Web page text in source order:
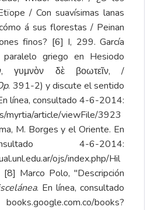
/ Con suavísimas lanas
á sus florestas / Peinan
finos? [6] I, 299. García
griego en Hesiodo
,γυμνὸν δὲ βοωτεῖν, /
. 391-2) y discute el sentido
línea, consultado 4-6-2014:
myrtia/article/viewFile/3923
M. Borges y el Oriente. En
4-6-2014:
ojs/index.php/Hil
[8] Marco Polo, "Descripción
. En línea, consultado
books?